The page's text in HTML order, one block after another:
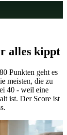
alles kippt
Punkten geht es
meisten, die zu
40 - weil eine
ist. Der Score ist